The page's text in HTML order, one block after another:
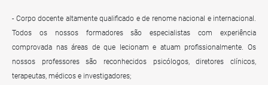
- Corpo docente altamente qualificado e de renome nacional e internacional.
Todos os nossos formadores são especialistas com experiência
comprovada nas áreas de que lecionam e atuam profissionalmente. Os
nossos professores são reconhecidos psicólogos, diretores clínicos,
terapeutas, médicos e investigadores;